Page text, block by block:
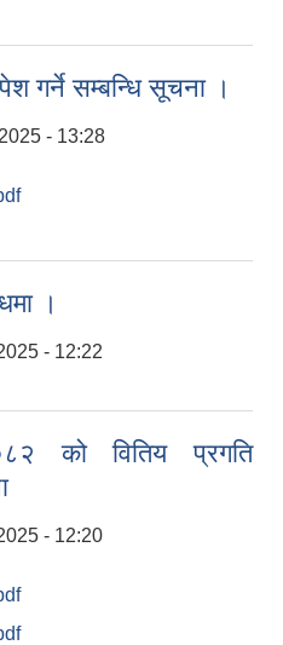
गर्ने सम्बन्धि सूचना ।
- 13:28
।
- 12:22
को वितिय प्रगति
- 12:20